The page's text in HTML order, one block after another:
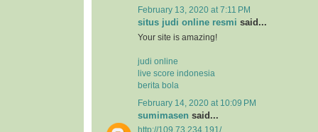
February 13, 2020 at 7:11 PM
situs judi online resmi said...
Your site is amazing!
judi online
live score indonesia
berita bola
February 14, 2020 at 10:09 PM
sumimasen said...
http://109.73.234.191/